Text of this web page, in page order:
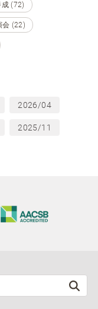
(72)
会 (22)
2026/04
2025/11